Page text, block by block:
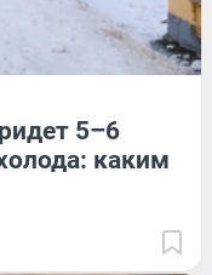
5–6
каким